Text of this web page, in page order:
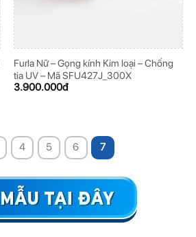
Furla Nữ – Gọng kính Kim loại – Chống
tia UV – Mã SFU427J_300X
3.900.000đ
4 5 6 7